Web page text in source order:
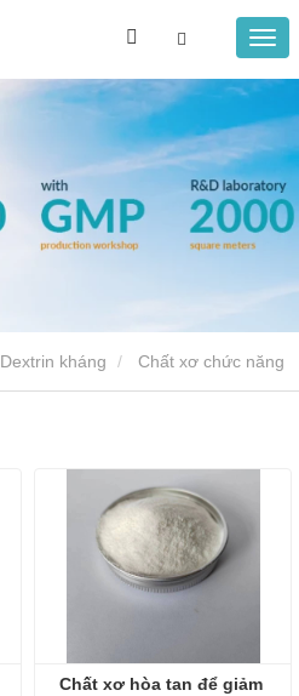
Dextrin kháng Chất xơ chức năng
Chất xơ hòa tan để giảm